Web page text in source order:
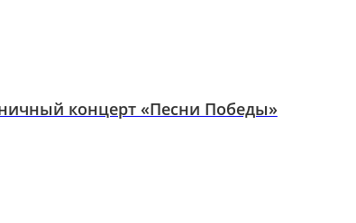
концерт «Песни Победы»